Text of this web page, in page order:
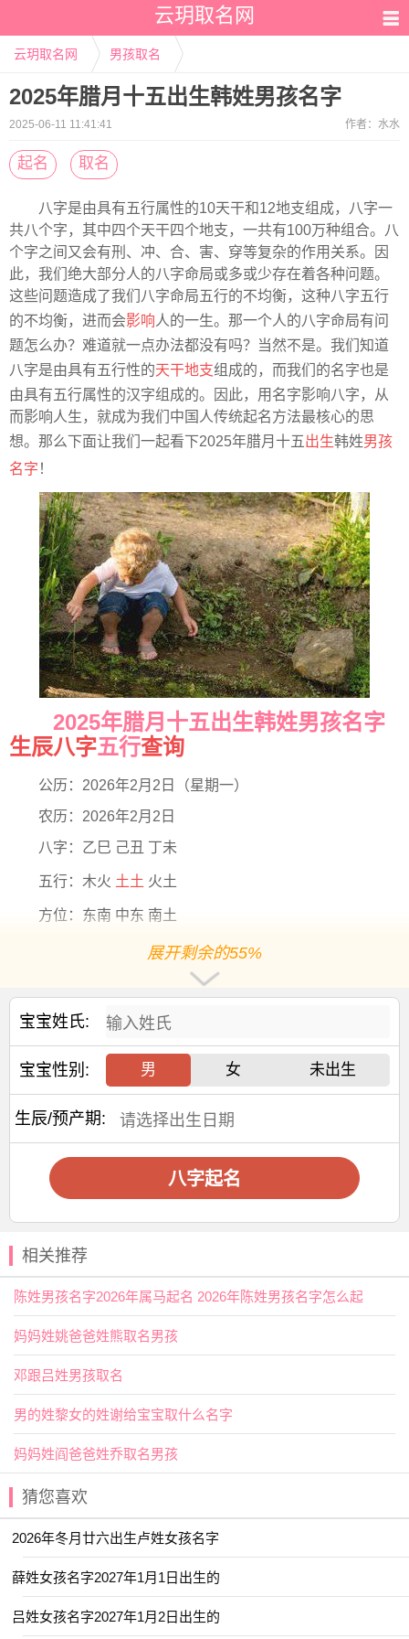
云玥取名网
云玥取名网 男孩取名
2025年腊月十五出生韩姓男孩名字
2025-06-11 11:41:41 作者： 水水
起名 取名
八字是由具有五行属性的10天干和12地支组成，八字一
共八个字，其中四个天干四个地支，一共有100万种组合。八
个字之间又会有刑、冲、合、害、穿等复杂的作用关系。因
此，我们绝大部分人的八字命局或多或少存在着各种问题。
这些问题造成了我们八字命局五行的不均衡，这种八字五行
的不均衡，进而会影响人的一生。那一个人的八字命局有问
题怎么办？难道就一点办法都没有吗？当然不是。我们知道
八字是由具有五行性的天干地支组成的，而我们的名字也是
由具有五行属性的汉字组成的。因此，用名字影响八字，从
而影响人生，就成为我们中国人传统起名方法最核心的思
想。那么下面让我们一起看下2025年腊月十五出生韩姓男孩
名字 ！
2025年腊月十五出生韩姓男孩名字
生辰八字五行查询
公历：2026年2月2日（星期一）
农历：2026年2月2日
八字：乙巳 己丑 丁未
五行：木火 土土 火土
方位：东南 中东 南土
五行缺什么：金 水
五行是【覆灯火】，年干支为【乙巳】，日主天干为【火】
阳历2026-2-2出生，出生9年1个月10天后起运，阳历
2035-03-12后起运
大运干支：乙卯 乙丑 乙亥乙酉
亥
交运年份：
2035 2045 2055 2065 2075 2085 2095 2105 2115
交运年龄：10岁 20岁 30岁 40岁 50岁 60岁 70岁 80
岁 90岁
2025年腊月十五出生韩姓男孩名字
宜用字
【骕】骕释义为古代良马名。用作人名意指志向远大、
勇往直前 之义。
【迪】继承，开导，遵循，进步。用作人名意指一脉相
承、追求进步、有智慧之义；
2025年腊月十五出生韩姓男孩名字
好名字推荐
【于渊】 【羽墨】 【思澈】 【翊晗】
【云栋】 【梧伟】 【旭辰】 【书承】
【凡阳】 【子玮】 【宸昭】 【梓乔】
【忆君】 【卓远】 【诚颢】 【翊威】
展开剩余的55%
宝宝姓氏:
宝宝性别: 男 女 未出生
生辰/预产期:
八字起名
相关推荐
陈姓男孩名字2026年属马起名 2026年陈姓男孩名字怎么起
妈妈姓姚爸爸姓熊取名男孩
邓跟吕姓男孩取名
男的姓黎女的姓谢给宝宝取什么名字
妈妈姓阎爸爸姓乔取名男孩
猜您喜欢
2026年冬月廿六出生卢姓女孩名字
薛姓女孩名字2027年1月1日出生的
吕姓女孩名字2027年1月2日出生的